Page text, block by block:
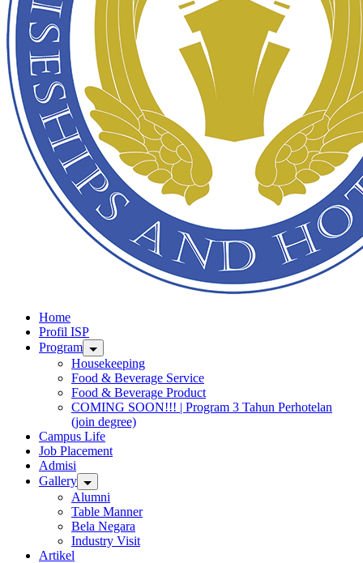
Home
Profil ISP
Program
Housekeeping
Food & Beverage Service
Food & Beverage Product
COMING SOON!!! | Program 3 Tahun Perhotelan
(join degree)
Campus Life
Job Placement
Admisi
Gallery
Alumni
Table Manner
Bela Negara
Industry Visit
Artikel